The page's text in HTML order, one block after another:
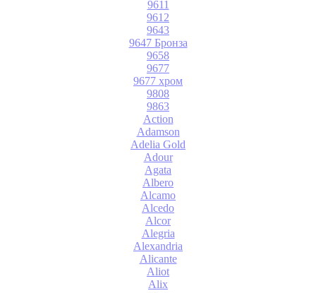
9611
9612
9643
9647 Бронза
9658
9677
9677 хром
9808
9863
Action
Adamson
Adelia Gold
Adour
Agata
Albero
Alcamo
Alcedo
Alcor
Alegria
Alexandria
Alicante
Aliot
Alix